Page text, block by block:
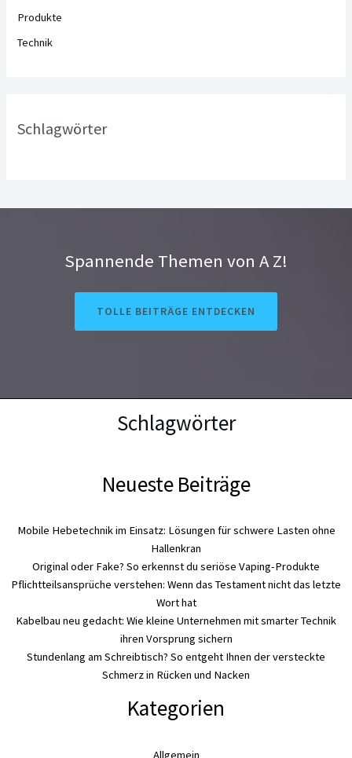
Produkte
Technik
Schlagwörter
Spannende Themen von A Z!
TOLLE BEITRÄGE ENTDECKEN
Schlagwörter
Neueste Beiträge
Mobile Hebetechnik im Einsatz: Lösungen für schwere Lasten ohne
Hallenkran
Original oder Fake? So erkennst du seriöse Vaping-Produkte
Pflichtteilsansprüche verstehen: Wenn das Testament nicht das letzte
Wort hat
Kabelbau neu gedacht: Wie kleine Unternehmen mit smarter Technik
ihren Vorsprung sichern
Stundenlang am Schreibtisch? So entgeht Ihnen der versteckte
Schmerz in Rücken und Nacken
Kategorien
Allgemein